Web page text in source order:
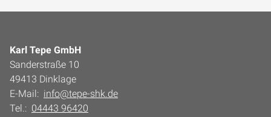
Karl Tepe GmbH
Sanderstraße 10
49413 Dinklage
E-Mail: info@tepe-shk.de
Tel.: 04443 96420